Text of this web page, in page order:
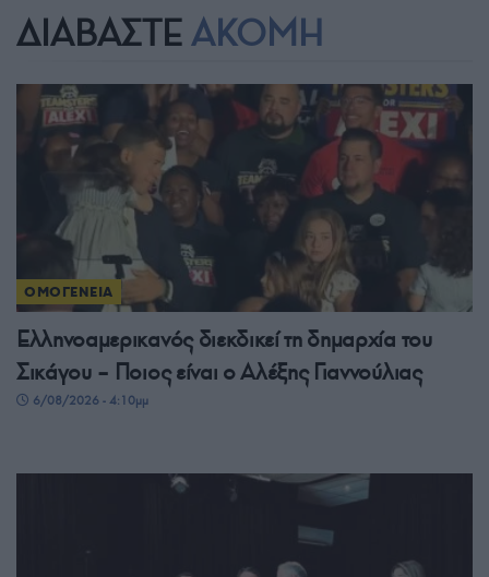
ΔΙΑΒΑΣΤΕ ΑΚΟΜΗ
ΟΜΟΓΕΝΕΙΑ
Ελληνοαμερικανός διεκδικεί τη δημαρχία του
Σικάγου – Ποιος είναι ο Αλέξης Γιαννούλιας
6/08/2026 - 4:10μμ